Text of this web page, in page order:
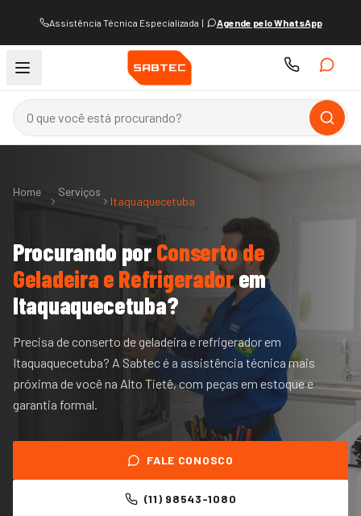
Assistência Técnica Especializada | Agende pelo WhatsApp
Home Serviços
Itaquaquecetuba
Procurando porConserto de
Geladeira e Refrigeradorem
Itaquaquecetuba?
Precisa de conserto de geladeira e refrigerador em
Itaquaquecetuba? A Sabtec é a assistência técnica mais
próxima de você na Alto Tietê, com peças em estoque e
garantia formal.
FALE CONOSCO
(11) 98543-1080